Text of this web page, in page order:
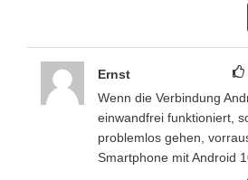
Ernst
Wenn die Verbindung
einwandfrei funktioniert,
problemlos gehen,
Smartphone mit Android